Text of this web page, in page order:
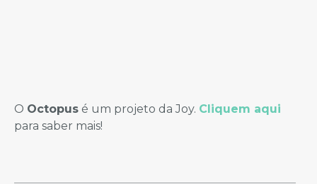
O Octopus é um projeto da Joy. Cliquem aqui
para saber mais!